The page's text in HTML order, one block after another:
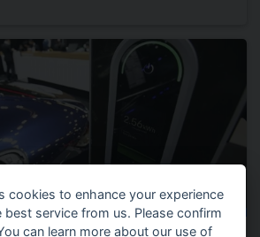
cookies to enhance your experience
service from us. Please confirm
can learn more about our use of